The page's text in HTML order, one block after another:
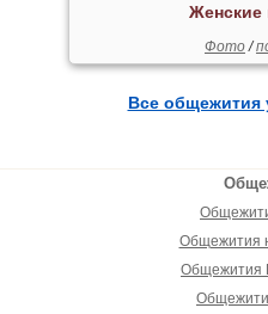
Женские
Фото/
Все общежития
Общежития
Общежития